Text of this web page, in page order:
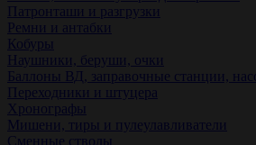
Патронташи и разгрузки
Ремни и антабки
Кобуры
Наушники, беруши, очки
Баллоны ВД, заправочные станции,
Переходники и штуцера
Хронографы
Мишени, тиры и пулеулавливатели
Сменные стволы